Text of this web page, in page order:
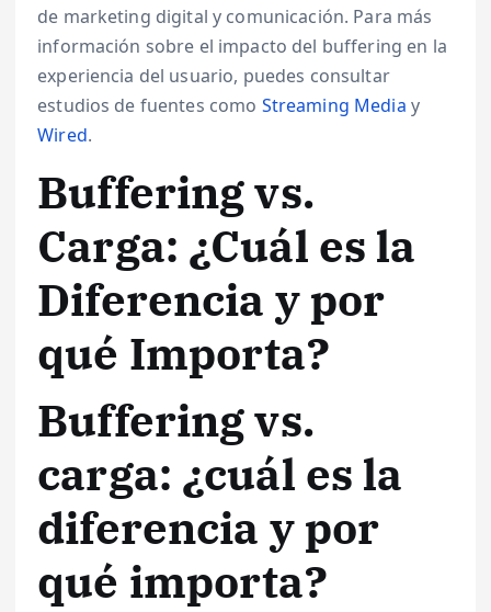
de marketing digital y comunicación. Para más
información sobre el impacto del buffering en la
experiencia del usuario, puedes consultar
estudios de fuentes como Streaming Media y
Wired.
Buffering vs.
Carga: ¿Cuál es la
Diferencia y por
qué Importa?
Buffering vs.
carga: ¿cuál es la
diferencia y por
qué importa?